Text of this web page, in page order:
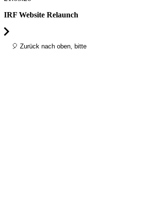
IRF Website Relaunch
🎈 Zurück nach oben, bitte